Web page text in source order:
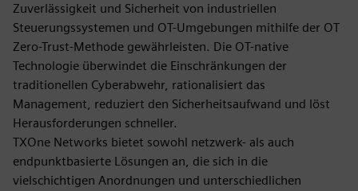
Zuverlässigkeit und Sicherheit von industriellen
Steuerungssystemen und OT-Umgebungen mithilfe der OT
Zero-Trust-Methode gewährleisten. Die OT-native
Technologie überwindet die Einschränkungen der
traditionellen Cyberabwehr, rationalisiert das
Management, reduziert den Sicherheitsaufwand und löst
Herausforderungen schneller.
TXOne Networks bietet sowohl netzwerk- als auch
endpunktbasierte Lösungen an, die sich in die
vielschichtigen Anordnungen und unterschiedlichen